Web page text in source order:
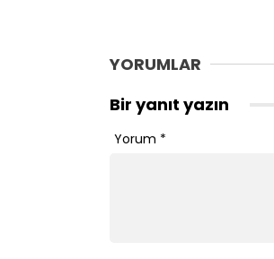
YORUMLAR
Bir yanıt yazın
Yorum *